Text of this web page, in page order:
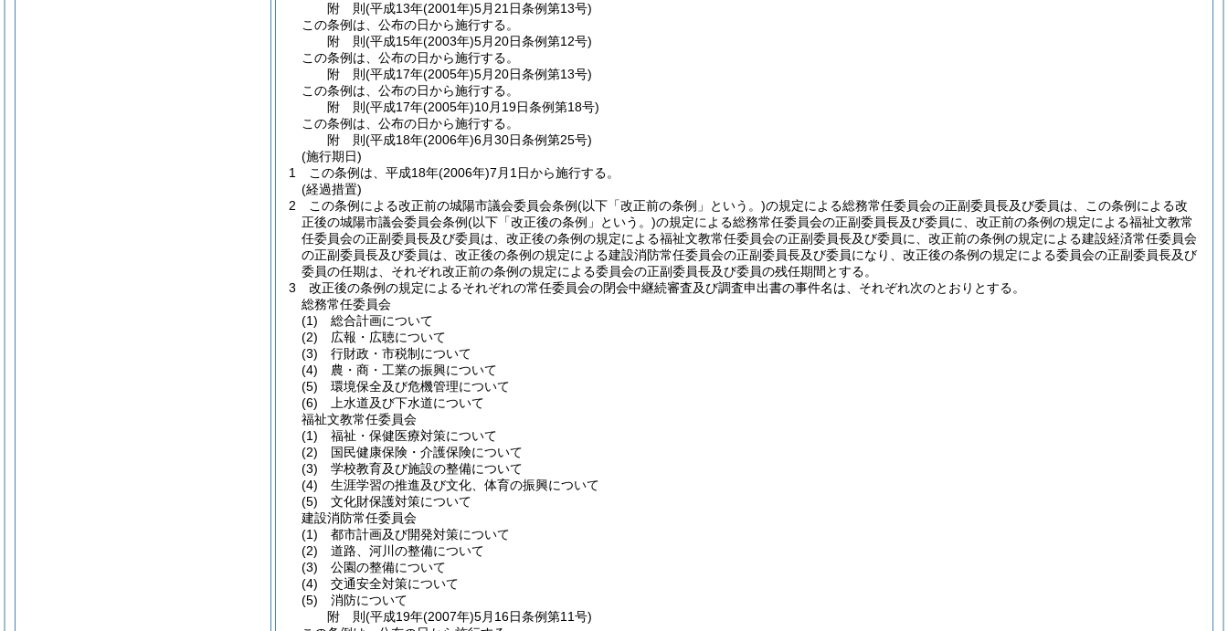
附 則(平成13年(2001年)5月21日条例第13号)
この条例は、公布の日から施行する。
附 則(平成15年(2003年)5月20日条例第12号)
この条例は、公布の日から施行する。
附 則(平成17年(2005年)5月20日条例第13号)
この条例は、公布の日から施行する。
附 則(平成17年(2005年)10月19日条例第18号)
この条例は、公布の日から施行する。
附 則(平成18年(2006年)6月30日条例第25号)
(施行期日)
1
この条例は、平成18年(2006年)7月1日から施行する。
(経過措置)
2
この条例による改正前の城陽市議会委員会条例(以下「改正前の条例」という。)の規定による総務常任委員会の正副委員長及び委員は、この条例による改
正後の城陽市議会委員会条例(以下「改正後の条例」という。)の規定による総務常任委員会の正副委員長及び委員に、改正前の条例の規定による福祉文教常
任委員会の正副委員長及び委員は、改正後の条例の規定による福祉文教常任委員会の正副委員長及び委員に、改正前の条例の規定による建設経済常任委員会
の正副委員長及び委員は、改正後の条例の規定による建設消防常任委員会の正副委員長及び委員になり、改正後の条例の規定による委員会の正副委員長及び
委員の任期は、それぞれ改正前の条例の規定による委員会の正副委員長及び委員の残任期間とする。
3
改正後の条例の規定によるそれぞれの常任委員会の閉会中継続審査及び調査申出書の事件名は、それぞれ次のとおりとする。
総務常任委員会
(1) 総合計画について
(2) 広報・広聴について
(3) 行財政・市税制について
(4) 農・商・工業の振興について
(5) 環境保全及び危機管理について
(6) 上水道及び下水道について
福祉文教常任委員会
(1) 福祉・保健医療対策について
(2) 国民健康保険・介護保険について
(3) 学校教育及び施設の整備について
(4) 生涯学習の推進及び文化、体育の振興について
(5) 文化財保護対策について
建設消防常任委員会
(1) 都市計画及び開発対策について
(2) 道路、河川の整備について
(3) 公園の整備について
(4) 交通安全対策について
(5) 消防について
附 則(平成19年(2007年)5月16日条例第11号)